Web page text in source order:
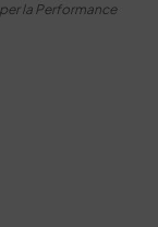
la Performance